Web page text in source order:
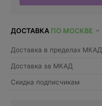
ДОСТАВКА ПО МОСКВЕ
Доставка в пределах МКАД
Доставка за МКАД
Скидка подписчикам